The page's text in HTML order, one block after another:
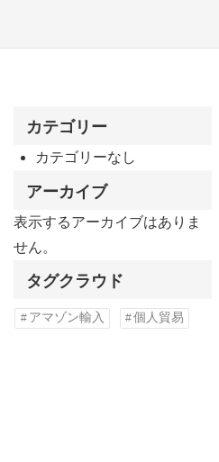
カテゴリー
カテゴリーなし
アーカイブ
表示するアーカイブはありま
せん。
タグクラウド
アマゾン輸入 個人貿易